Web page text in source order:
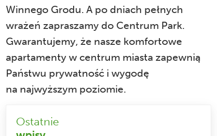
Winnego Grodu. A po dniach pełnych
wrażeń zapraszamy do Centrum Park.
Gwarantujemy, że nasze komfortowe
apartamenty w centrum miasta zapewnią
Państwu prywatność i wygodę
na najwyższym poziomie.
Ostatnie